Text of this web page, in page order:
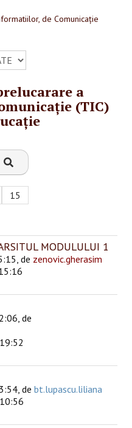
de Comunicație
a
(TIC)
15
MODULULUI 1
de zenovic.gherasim
de
de bt.lupascu.liliana